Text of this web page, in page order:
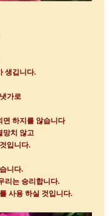
생깁니다.
가로
면 하지를 않습니다
망치 않고
입니다.
니다.
리는 승리합니다.
사용 하실 것입니다.